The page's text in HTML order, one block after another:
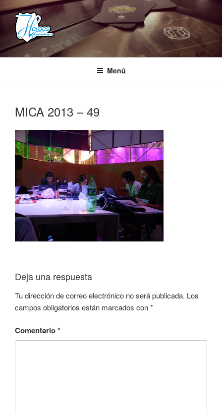
Saltar
al
contenido
HEROES ESTUDIOS
– Comunidad Creativa –
Menú
MICA 2013 – 49
Deja una respuesta
Tu dirección de correo electrónico no será publicada. Los
campos obligatorios están marcados con*
Comentario*